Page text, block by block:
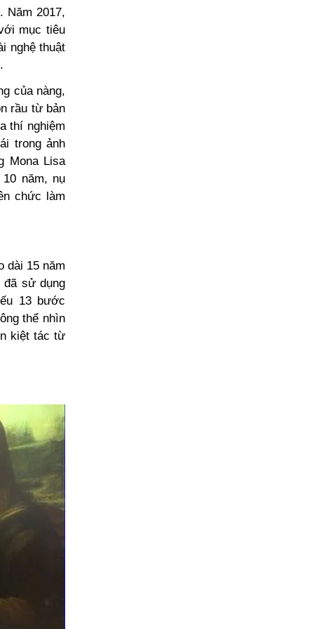
Năm 2017,
mục tiêu
nghệ thuật
của nàng,
rầu từ bản
thí nghiệm
trong ảnh
Mona Lisa
năm, nụ
chức làm
dài 15 năm
đã sử dụng
13 bước
thể nhìn
kiệt tác từ